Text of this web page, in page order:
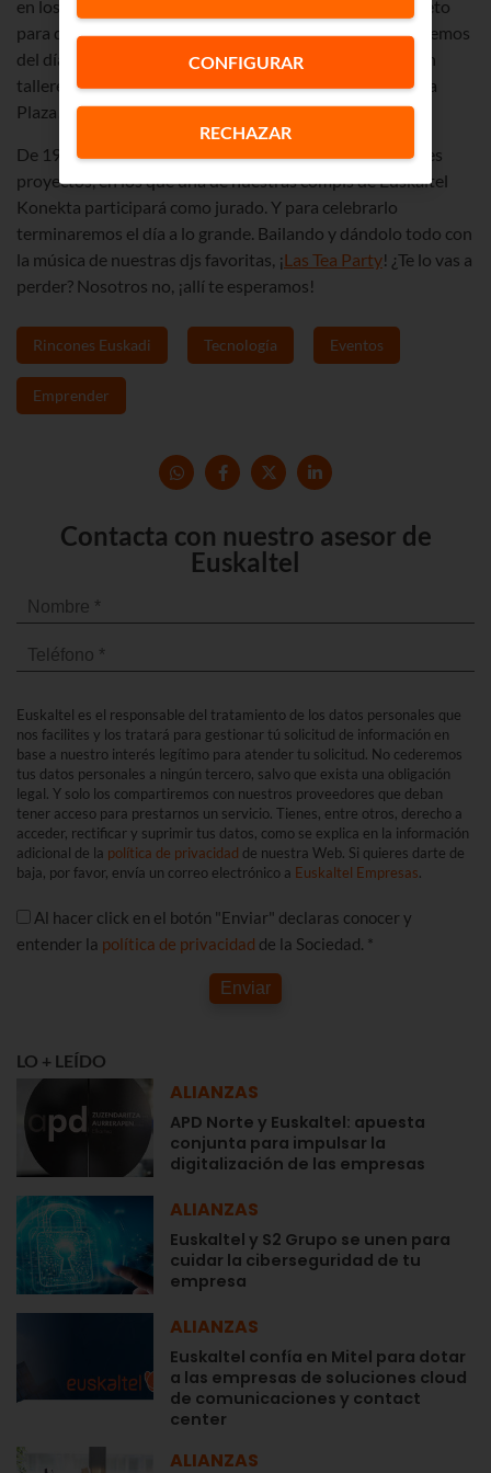
en los jóvenes con un programa divertido y muy completo
para que todos los que nos acerquemos a Bilbao disfrutemos
del día. Como novedad, este año podremos participar en
talleres sobre tecnología, música, cómics… ¡en la misma
Plaza!
De 19 a 20 horas, se entregarán los premios a los mejores
proyectos, en los que una de nuestras compis de Euskaltel
Konekta participará como jurado. Y para celebrarlo
terminaremos el día a lo grande. Bailando y dándolo todo con
la música de nuestras djs favoritas, ¡Las Tea Party! ¿Te lo vas a
perder? Nosotros no, ¡allí te esperamos!
Rincones Euskadi Tecnología Eventos
Emprender
Contacta con nuestro asesor de
Euskaltel
Euskaltel es el responsable del tratamiento de los datos personales que
nos facilites y los tratará para gestionar tú solicitud de información en
base a nuestro interés legítimo para atender tu solicitud. No cederemos
tus datos personales a ningún tercero, salvo que exista una obligación
legal. Y solo los compartiremos con nuestros proveedores que deban
tener acceso para prestarnos un servicio. Tienes, entre otros, derecho a
acceder, rectificar y suprimir tus datos, como se explica en la información
adicional de la política de privacidad de nuestra Web. Si quieres darte de
baja, por favor, envía un correo electrónico a Euskaltel Empresas.
Al hacer click en el botón "Enviar" declaras conocer y
entender la política de privacidad de la Sociedad. *
Enviar
LO + LEÍDO
ALIANZAS
APD Norte y Euskaltel: apuesta
conjunta para impulsar la
digitalización de las empresas
ALIANZAS
Euskaltel y S2 Grupo se unen para
cuidar la ciberseguridad de tu
empresa
ALIANZAS
Euskaltel confía en Mitel para dotar
a las empresas de soluciones cloud
de comunicaciones y contact
center
ALIANZAS
CONFIGURAR
RECHAZAR